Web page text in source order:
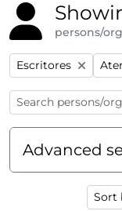
persons/
Remove filter:
Escritores
Advanced
Sort